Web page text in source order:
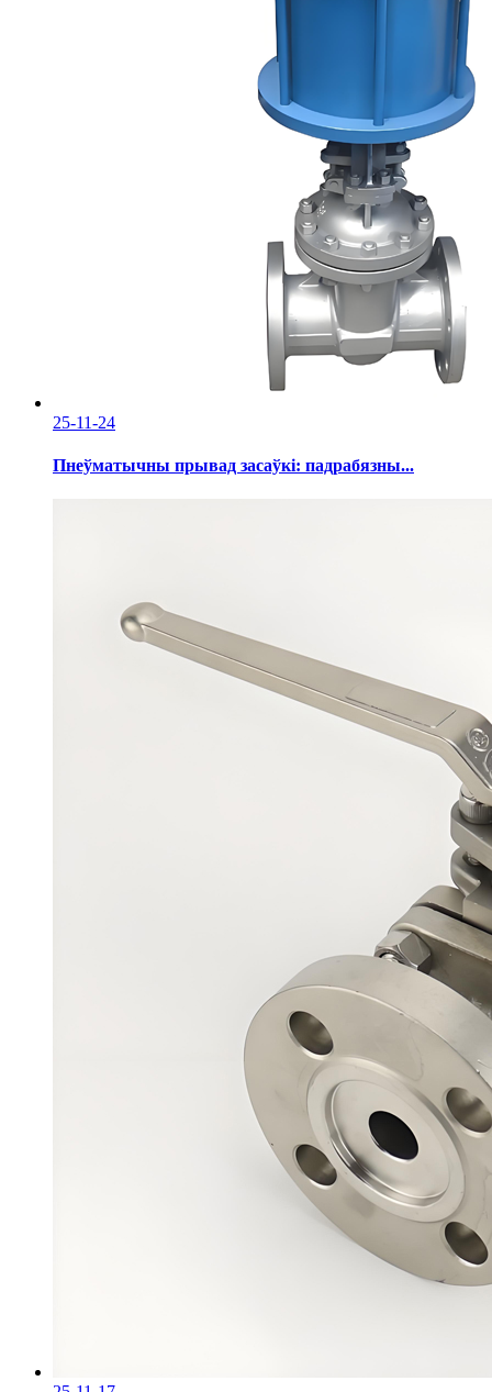
25-11-24
Пнеўматычны прывад засаўкі: падрабязны...